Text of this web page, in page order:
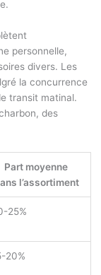
personnelle,
divers. Les
la concurrence
transit matinal.
des
Part moyenne
l’assortiment
25%
20%